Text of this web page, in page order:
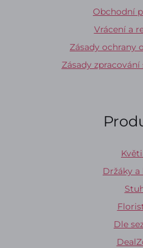
Obchodní
Vrácení a
Zásady ochrany
Zásady
Držáky
Dle